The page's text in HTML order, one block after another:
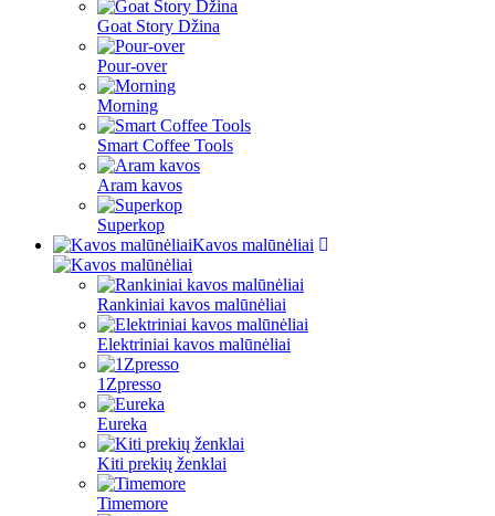
Goat Story Džina
Pour-over
Morning
Smart Coffee Tools
Aram kavos
Superkop
Kavos malūnėliai
Rankiniai kavos malūnėliai
Elektriniai kavos malūnėliai
1Zpresso
Eureka
Kiti prekių ženklai
Timemore